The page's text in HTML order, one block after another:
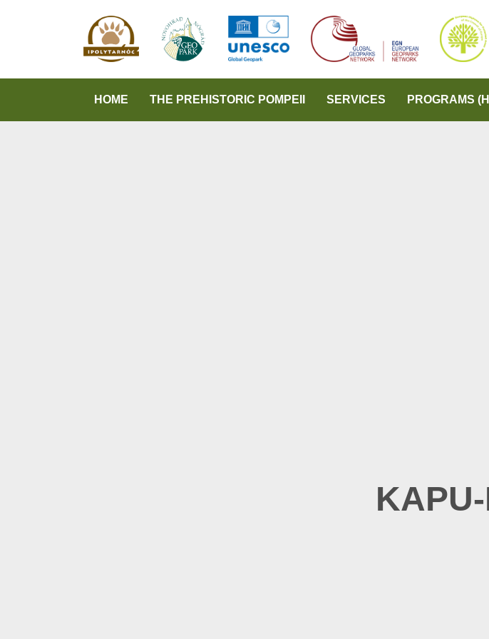
HOME THE PREHISTORIC POMPEII SERVICES PROGRAMS